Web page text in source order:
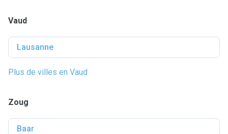
Vaud
Lausanne
Plus de villes en Vaud
Zoug
Baar